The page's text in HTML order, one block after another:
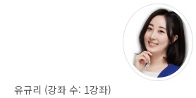
유규리 (강좌 수: 1강좌)